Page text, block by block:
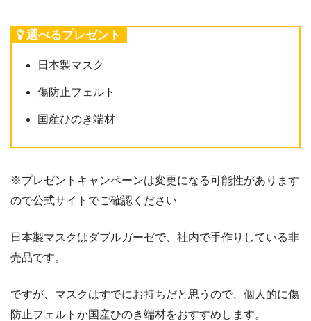
選べるプレゼント
日本製マスク
傷防止フェルト
国産ひのき端材
※プレゼントキャンペーンは変更になる可能性があります
ので公式サイトでご確認ください
日本製マスクはダブルガーゼで、社内で手作りしている非
売品です。
ですが、マスクはすでにお持ちだと思うので、個人的に傷
防止フェルトか国産ひのき端材をおすすめします。